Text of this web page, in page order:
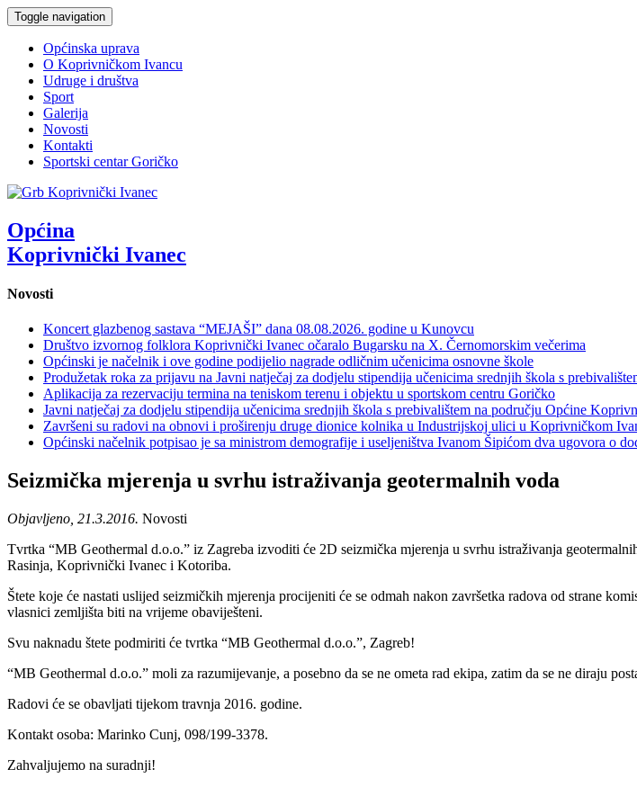
Toggle navigation
Općinska uprava
O Koprivničkom Ivancu
Udruge i društva
Sport
Galerija
Novosti
Kontakti
Sportski centar Goričko
Općina
Koprivnički Ivanec
Novosti
Koncert glazbenog sastava “MEJAŠI” dana 08.08.2026. godine u Kunovcu
Društvo izvornog folklora Koprivnički Ivanec očaralo Bugarsku na X. Černomorskim večerima
Općinski je načelnik i ove godine podijelio nagrade odličnim učenicima osnovne škole
Produžetak roka za prijavu na Javni natječaj za dodjelu stipendija učenicima srednjih škola s
Aplikacija za rezervaciju termina na teniskom terenu i objektu u sportskom centru Goričko
Javni natječaj za dodjelu stipendija učenicima srednjih škola s prebivalištem na području Općine
Završeni su radovi na obnovi i proširenju druge dionice kolnika u Industrijskoj ulici u Koprivničkom
Općinski načelnik potpisao je sa ministrom demografije i useljeništva Ivanom Šipićom dva ugovora o
Seizmička mjerenja u svrhu istraživanja geotermalnih voda
Objavljeno, 21.3.2016. Novosti
Tvrtka “MB Geothermal d.o.o.” iz Zagreba izvoditi će 2D seizmička mjerenja u svrhu istraživanja
Rasinja, Koprivnički Ivanec i Kotoriba.
Štete koje će nastati uslijed seizmičkih mjerenja procijeniti će se odmah nakon završetka radova od strane
vlasnici zemljišta biti na vrijeme obaviješteni.
Svu naknadu štete podmiriti će tvrtka “MB Geothermal d.o.o.”, Zagreb!
“MB Geothermal d.o.o.” moli za razumijevanje, a posebno da se ne ometa rad ekipa, zatim da se ne diraju
Radovi će se obavljati tijekom travnja 2016. godine.
Kontakt osoba: Marinko Cunj, 098/199-3378.
Zahvaljujemo na suradnji!